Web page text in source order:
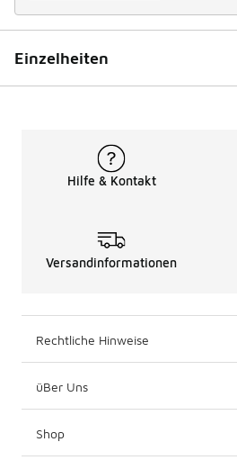
Einzelheiten
Hilfe & Kontakt
Versandinformationen
Rechtliche Hinweise
üBer Uns
Shop